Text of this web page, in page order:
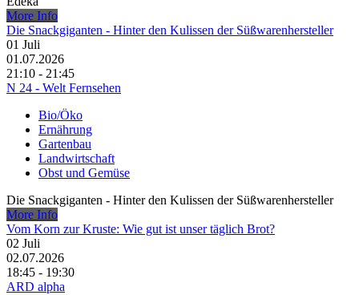
More Info
Die Snackgiganten - Hinter den Kulissen der Süßwarenhersteller
01 Juli
01.07.2026
21:10 - 21:45
N 24 - Welt Fernsehen
Bio/Öko
Ernährung
Gartenbau
Landwirtschaft
Obst und Gemüse
Die Snackgiganten - Hinter den Kulissen der Süßwarenhersteller
More Info
Vom Korn zur Kruste: Wie gut ist unser täglich Brot?
02 Juli
02.07.2026
18:45 - 19:30
ARD alpha